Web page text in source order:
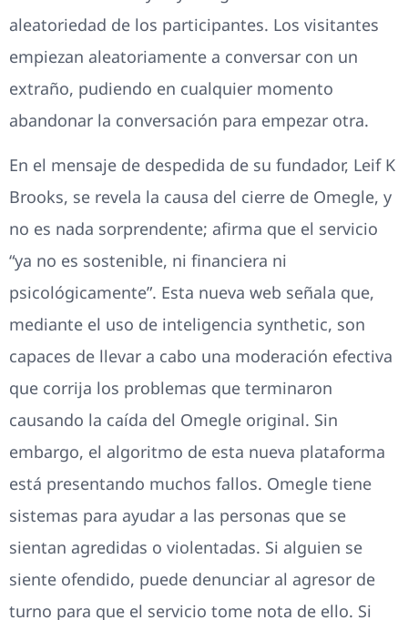
aleatoriedad de los participantes. Los visitantes
empiezan aleatoriamente a conversar con un
extraño, pudiendo en cualquier momento
abandonar la conversación para empezar otra.
En el mensaje de despedida de su fundador, Leif K
Brooks, se revela la causa del cierre de Omegle, y
no es nada sorprendente; afirma que el servicio
“ya no es sostenible, ni financiera ni
psicológicamente”. Esta nueva web señala que,
mediante el uso de inteligencia synthetic, son
capaces de llevar a cabo una moderación efectiva
que corrija los problemas que terminaron
causando la caída del Omegle original. Sin
embargo, el algoritmo de esta nueva plataforma
está presentando muchos fallos. Omegle tiene
sistemas para ayudar a las personas que se
sientan agredidas o violentadas. Si alguien se
siente ofendido, puede denunciar al agresor de
turno para que el servicio tome nota de ello. Si